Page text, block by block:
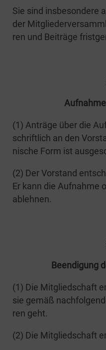
Sie sind ins­be­son­de­re
der
ren und Bei­trä­ge
(1) Anträ­ge über die
schrift­lich an den
ni­sche Form ist
(2) Der Vor­stand
Er kann die Auf­nah­me
ablehnen.
Been­di­gung
(1) Die Mit­glied­schaft
sie gemäß
ren geht.
(2) Die Mit­glied­schaft